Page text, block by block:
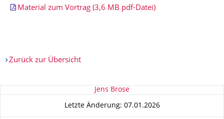
Material zum Vortrag (3,6 MB pdf-Datei)
Zurück zur Übersicht
Zu dieser Seite Jens Brose
Letzte Änderung: 07.01.2026